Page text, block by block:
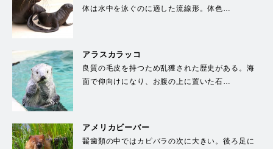
体は水中を泳ぐのに適した流線形。体色…
アラスカラッコ
良質の毛皮を持つため乱獲された歴史がある。海
面で仰向けになり、お腹の上に置いた石…
アメリカビーバー
齧歯類の中ではカピバラの次に大きい。後ろ足に